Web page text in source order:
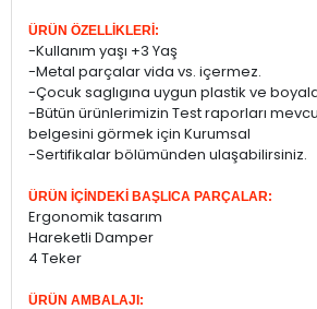
ÜRÜN ÖZELLİKLERİ:
-Kullanım yaşı +3 Yaş
-Metal parçalar vida vs. içermez.
-Çocuk saglıgına uygun plastik ve
-Bütün ürünlerimizin Test raporları
belgesini görmek için Kurumsal
-Sertifikalar bölümünden ulaşabilirsiniz.
ÜRÜN İÇİNDEKİ BAŞLICA PARÇALAR:
Ergonomik tasarım
Hareketli Damper
4 Teker
ÜRÜN AMBALAJI: